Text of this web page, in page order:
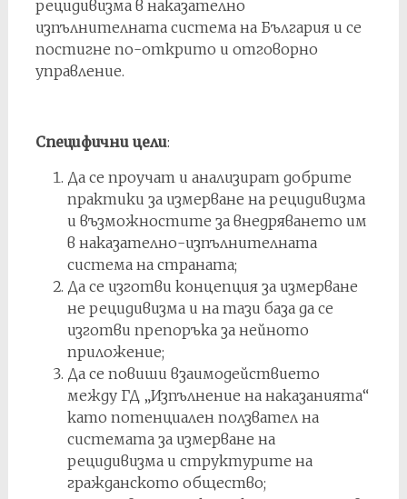
рецидивизма в наказателно
изпълнителната система на България и се
постигне по-открито и отговорно
управление.
Специфични цели:
Да се проучат и анализират добрите
практики за измерване на рецидивизма
и възможностите за внедряването им
в наказателно-изпълнителната
система на страната;
Да се изготви концепция за измерване
не рецидивизма и на тази база да се
изготви препоръка за нейното
приложение;
Да се повиши взаимодействието
между ГД „Изпълнение на наказанията“
като потенциален ползвател на
системата за измерване на
рецидивизма и структурите на
гражданското общество;